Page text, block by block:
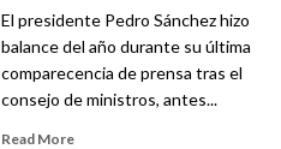
El presidente Pedro Sánchez hizo
balance del año durante su última
comparecencia de prensa tras el
consejo de ministros, antes...
Read More